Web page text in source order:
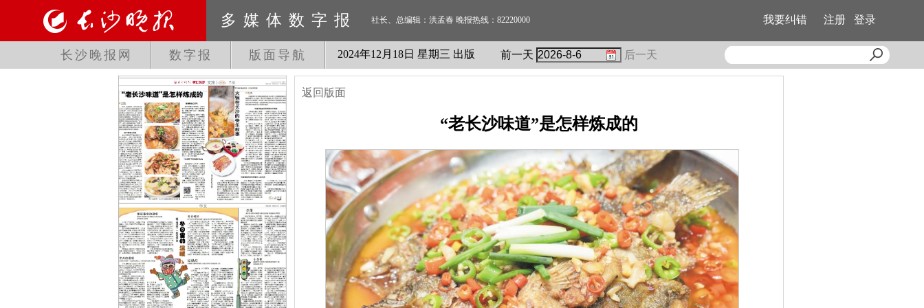
多媒体数字报 社长、总编辑：洪孟春 晚报热线：82220000 我要纠错 注册 登录
长沙晚报网 数字报 版面导航 2024年12 月 18日 星期三 出版 前一天 后一天
返回版面
“老长沙味道”是怎样炼成的